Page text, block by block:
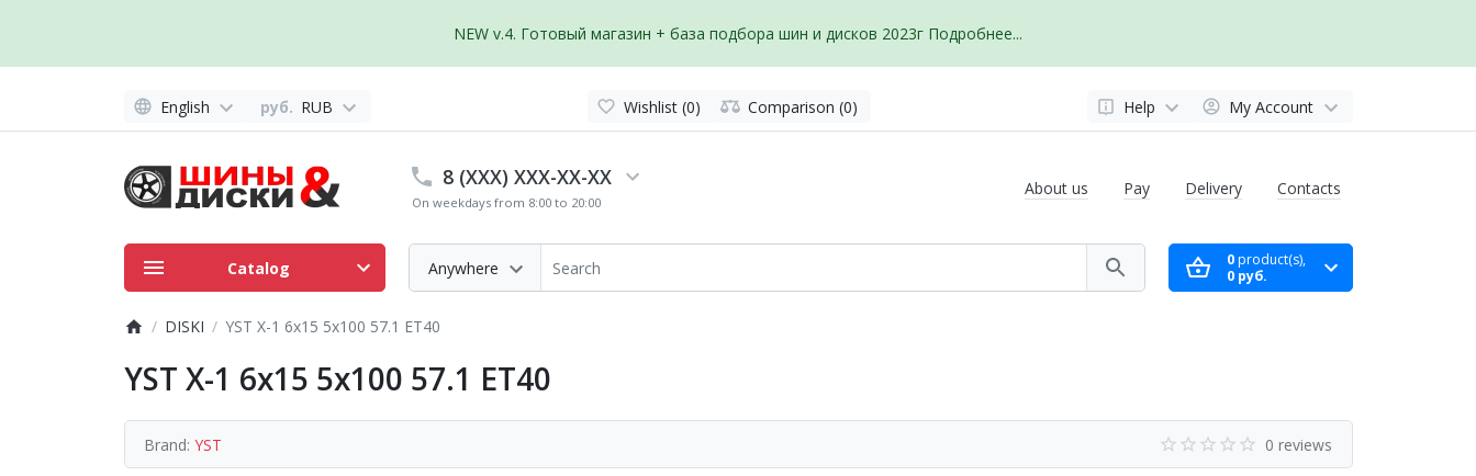
NEW v.4. Готовый магазин + база подбора шин и дисков 2023г Подробнее...
English руб. RUB Wishlist (0) Comparison (0) Help My Account
8 (XXX) XXX-XX-XX
On weekdays from 8:00 to 20:00
Anywhere
About us Pay Delivery Contacts
0product(s),
0 руб.
Catalog
DISKI YST X-1 6x15 5x100 57.1 ET40
YST X-1 6x15 5x100 57.1 ET40
Brand: YST 0 reviews